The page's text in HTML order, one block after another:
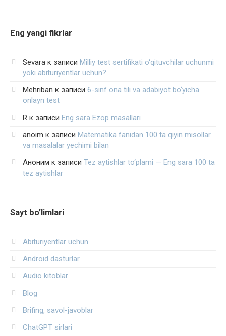
Eng yangi fikrlar
Sevara к записи Milliy test sertifikati o‘qituvchilar uchunmi
yoki abituriyentlar uchun?
Mehriban к записи 6-sinf ona tili va adabiyot bo‘yicha
onlayn test
R к записи Eng sara Ezop masallari
anoim к записи Matematika fanidan 100 ta qiyin misollar
va masalalar yechimi bilan
Аноним к записи Tez aytishlar to‘plami — Eng sara 100 ta
tez aytishlar
Sayt bo’limlari
Abituriyentlar uchun
Android dasturlar
Audio kitoblar
Blog
Brifing, savol-javoblar
ChatGPT sirlari